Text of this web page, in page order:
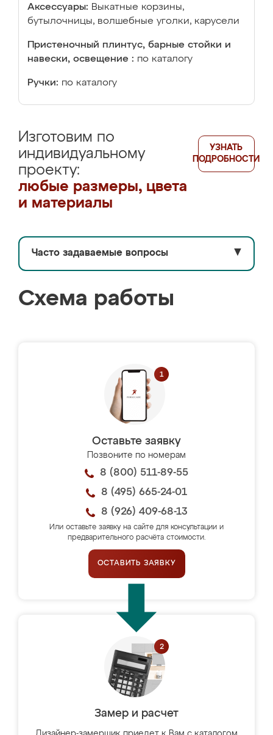
Аксессуары: Выкатные корзины,
бутылочницы, волшебные уголки, карусели
Пристеночный плинтус, барные стойки и
навески, освещение : по каталогу
Ручки: по каталогу
Изготовим по
индивидуальному
проекту:
любые размеры, цвета
и материалы
УЗНАТЬ
ПОДРОБНОСТИ
Часто задаваемые вопросы ▼
Схема работы
Оставьте заявку
Позвоните по номерам
8 (800) 511-89-55
8 (495) 665-24-01
8 (926) 409-68-13
Или оставьте заявку на сайте для консультации и
предварительного расчёта стоимости.
ОСТАВИТЬ ЗАЯВКУ
Замер и расчет